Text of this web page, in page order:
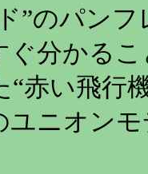
”のパン
ぐ分かる
“赤い飛行
ユニオン